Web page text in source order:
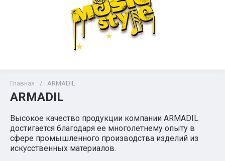
Главная / ARMADIL
ARMADIL
Высокое качество продукции компании ARMADIL
достигается благодаря ее многолетнему опыту в
сфере промышленного производства изделий из
искусственных материалов.